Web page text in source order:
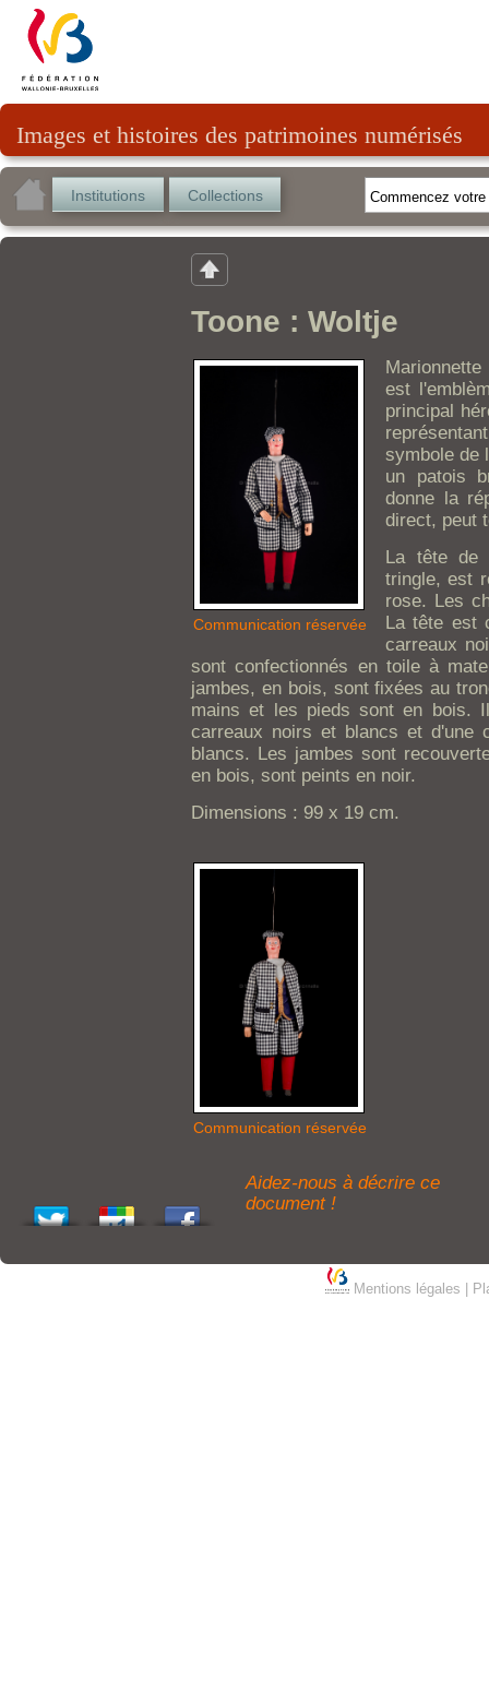
Images et histoires des patrimoines numérisés
Institutions Collections
Toone : Woltje
Communication réservée
est
principal
symbole de
un patois
donne la
direct, peut
La tête de
tringle, est
rose. Les
La tête est
carreaux
sont confectionnés en toile à
jambes, en bois, sont fixées au
mains et les pieds sont en bois.
carreaux noirs et blancs et d'une
blancs. Les jambes sont
en bois, sont peints en noir.
Dimensions : 99 x 19 cm.
Communication réservée
Aidez-nous à décrire ce
document !
Mentions légales